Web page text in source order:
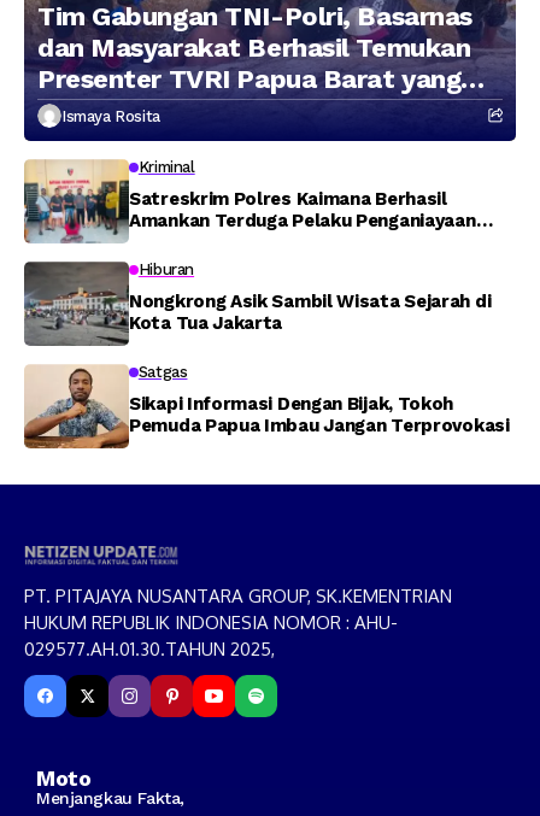
Tim Gabungan TNI-Polri, Basarnas
dan Masyarakat Berhasil Temukan
Presenter TVRI Papua Barat yang
Hilang di Sungai Memti
Ismaya Rosita
Kriminal
Satreskrim Polres Kaimana Berhasil
Amankan Terduga Pelaku Penganiayaan
Hiburan
Nongkrong Asik Sambil Wisata Sejarah di
Kota Tua Jakarta
Satgas
Sikapi Informasi Dengan Bijak, Tokoh
Pemuda Papua Imbau Jangan Terprovokasi
PT. PITAJAYA NUSANTARA GROUP, SK.KEMENTRIAN
HUKUM REPUBLIK INDONESIA NOMOR : AHU-
029577.AH.01.30.TAHUN 2025,
Moto
Menjangkau Fakta,